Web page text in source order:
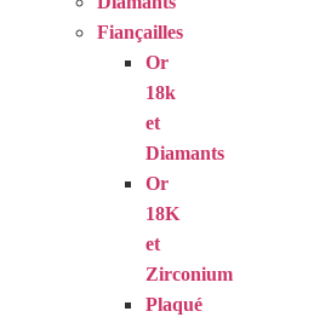
Fiançailles
Or
18k
et
Diamants
Or
18K
et
Zirconium
Plaqué